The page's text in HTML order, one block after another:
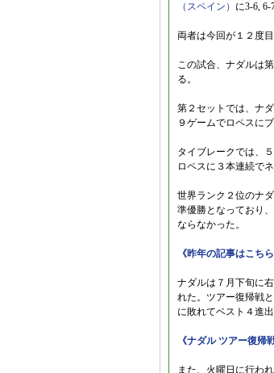
（スペイン） に3-6,
両者は今回が１２度
この試合、ナダルは
る。
第２セットでは、ナ
９ゲームでロペスに
タイブレークでは、
ロペスに３本連続で
世界ランク２位のナ
準優勝となっており
ならなかった。
《昨年の記事はこちら
ナダルは７月下旬に
れた。ツアー復帰戦
に敗れてベスト４進
《ナダル ツアー復帰
また、火曜日に行わ